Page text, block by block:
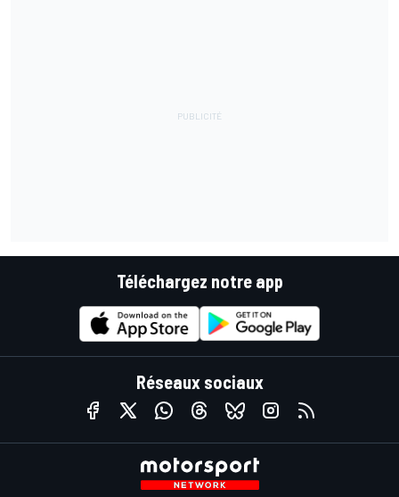
Téléchargez notre app
Réseaux sociaux